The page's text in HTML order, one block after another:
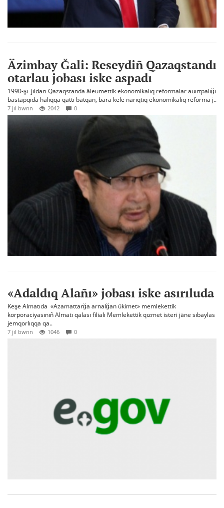
Äzimbay Ğali: Reseydiñ Qazaqstandı
otarlau jobası iske aspadı
1990-şı jıldarı Qazaqstanda äleumettik ekonomikalıq reformalar auırtpalığı
bastapqıda halıqqa qattı batqan, bara kele narıqtıq ekonomikalıq reforma j..
7 jıl bwrın 2042 0
«Adaldıq Alañı» jobası iske asırıluda
Keşe Almatıda «Azamattarğa arnalğan ükimet» memlekettik
korporaciyasınıñ Almatı qalası filialı Memlekettik qızmet isteri jäne sıbaylas
jemqorlıqqa qa..
7 jıl bwrın 1046 0